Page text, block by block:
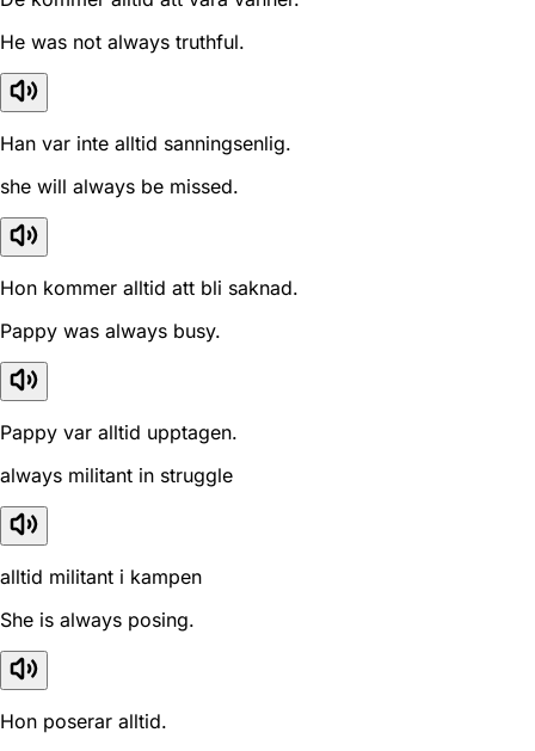
He was not always truthful.
Han var inte alltid sanningsenlig.
she will always be missed.
Hon kommer alltid att bli saknad.
Pappy was always busy.
Pappy var alltid upptagen.
always militant in struggle
alltid militant i kampen
She is always posing.
Hon poserar alltid.